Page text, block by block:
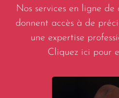
Nos services en ligne
donnent accès à de
une expertise
Cliquez ici pour